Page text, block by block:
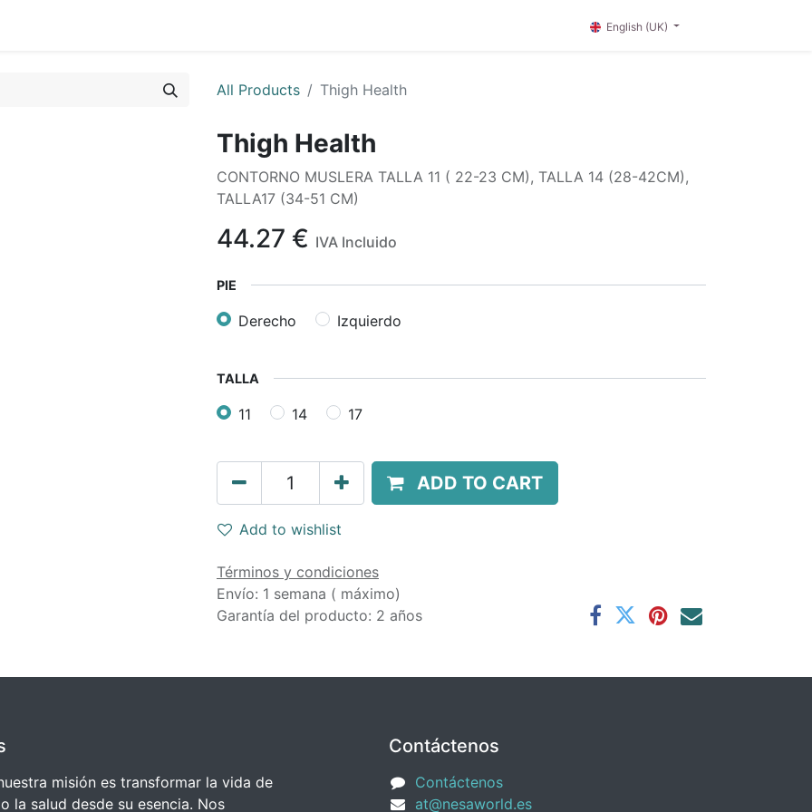
English (UK)
All Products Thigh Health
Thigh Health
CONTORNO MUSLERA TALLA 11 ( 22-23 CM), TALLA 14 (28-42CM),
TALLA17 (34-51 CM)
44.27 € IVA Incluido
PIE
Derecho Izquierdo
TALLA
11 14 17
ADD TO CART
Add to wishlist
Términos y condiciones
Envío: 1 semana ( máximo)
Garantía del producto: 2 años
misión es transformar la vida de
la salud desde su esencia. Nos
Contáctenos
Contáctenos
at@nesaworld.es